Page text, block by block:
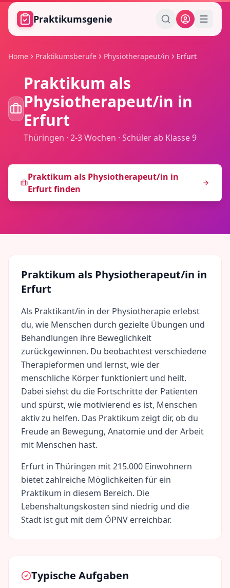
Zum Hauptinhalt springen
Praktikumsgenie
Home Praktikumsberufe Physiotherapeut/in Erfurt
Praktikum als
Physiotherapeut/in in
Erfurt
Thüringen · 2-3 Wochen · Schüler ab Klasse 9
Praktikum als Physiotherapeut/in in
Erfurtfinden
Praktikum als Physiotherapeut/in in
Erfurt
Als Praktikant/in in der Physiotherapie erlebst
du, wie Menschen durch gezielte Übungen und
Behandlungen ihre Beweglichkeit
zurückgewinnen. Du beobachtest verschiedene
Therapieformen und lernst, wie der
menschliche Körper funktioniert und heilt.
Dabei siehst du die Fortschritte der Patienten
und spürst, wie motivierend es ist, Menschen
aktiv zu helfen. Das Praktikum zeigt dir, ob du
Freude an Bewegung, Anatomie und der Arbeit
mit Menschen hast.
Erfurt in Thüringen mit215.000 Einwohnern
bietet zahlreiche Möglichkeiten für ein
Praktikum in diesem Bereich. Die
Lebenshaltungskosten sind niedrig und die
Stadt ist gut mit dem ÖPNV erreichbar.
Typische Aufgaben